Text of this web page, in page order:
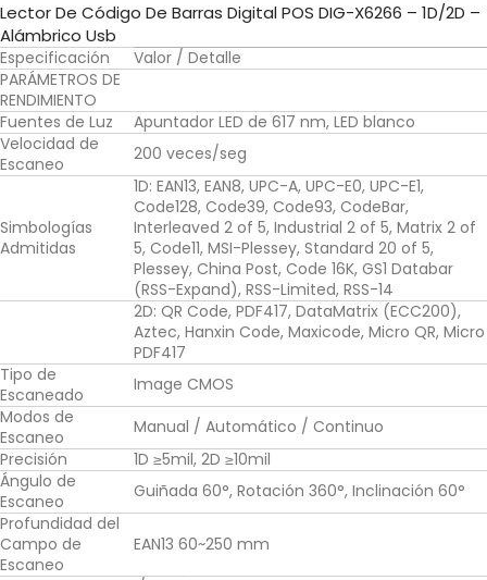
Lector De Código De Barras Digital POS DIG-X6266 – 1D/2D –
Alámbrico Usb
Especificación
Valor / Detalle
PARÁMETROS DE
RENDIMIENTO
Fuentes de Luz
Apuntador LED de 617 nm, LED blanco
Velocidad de
Escaneo
200 veces/seg
Simbologías
Admitidas
1D: EAN13, EAN8, UPC-A, UPC-E0, UPC-E1,
Code128, Code39, Code93, CodeBar,
Interleaved 2 of 5, Industrial 2 of 5, Matrix 2 of
5, Code11, MSI-Plessey, Standard 20 of 5,
Plessey, China Post, Code 16K, GS1 Databar
(RSS-Expand), RSS-Limited, RSS-14
2D: QR Code, PDF417, DataMatrix (ECC200),
Aztec, Hanxin Code, Maxicode, Micro QR, Micro
PDF417
Tipo de
Escaneado
Image CMOS
Modos de
Escaneo
Manual / Automático / Continuo
Precisión
1D ≥5mil, 2D ≥10mil
Ángulo de
Escaneo
Guiñada 60°, Rotación 360°, Inclinación 60°
Profundidad del
Campo de
Escaneo
EAN13 60~250 mm